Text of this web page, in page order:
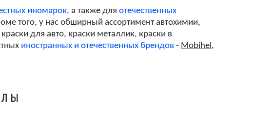
иномарок, а также для отечественных
того, у нас обширный ассортимент автохимии,
для авто, краски металлик, краски в
иностранных и отечественных брендов- Mobihel,